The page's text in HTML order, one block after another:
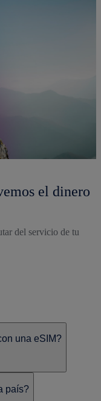
el dinero
del servicio de tu
una eSIM?
país?